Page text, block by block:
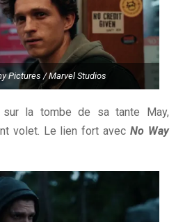
Pictures / Marvel Studios
sur la tombe de sa tante May,
volet. Le lien fort avecNo Way